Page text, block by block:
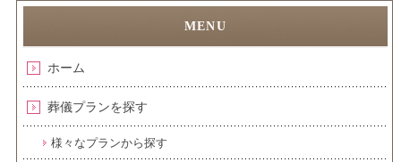
ホーム
葬儀プランを探す
様々なプランから探す